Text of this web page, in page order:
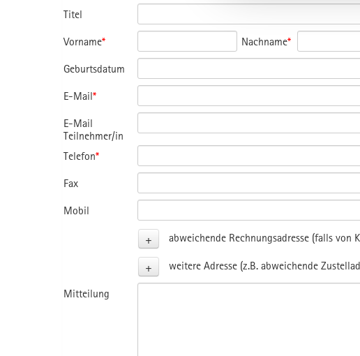
Titel
Vorname* Nachname*
Geburtsdatum
E-Mail*
E-Mail
Teilnehmer/in
Telefon*
Fax
Mobil
+ abweichende Rechnungsadresse (falls von
+ weitere Adresse (z.B. abweichende
Mitteilung